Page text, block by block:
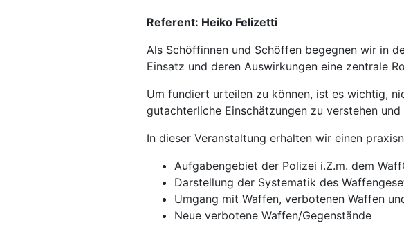
Referent: Heiko Felizetti
Als Schöffinnen und Schöffen begegnen wir in
Einsatz und deren Auswirkungen eine zentrale
Um fundiert urteilen zu können, ist es wichtig,
gutachterliche Einschätzungen zu verstehen
In dieser Veranstaltung erhalten wir einen
Aufgabengebiet der Polizei i.Z.m. dem
Darstellung der Systematik des
Umgang mit Waffen, verbotenen Waffen
Neue verbotene Waffen/Gegenstände